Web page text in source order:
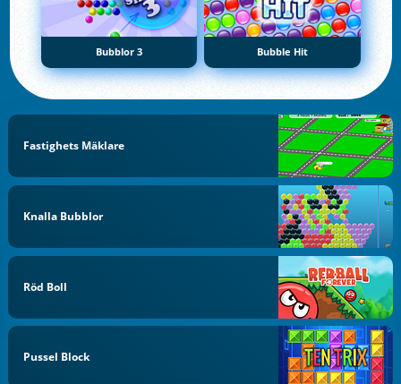
Bubblor 3 Bubble Hit
Fastighets Mäklare
Knalla Bubblor
Röd Boll
Pussel Block